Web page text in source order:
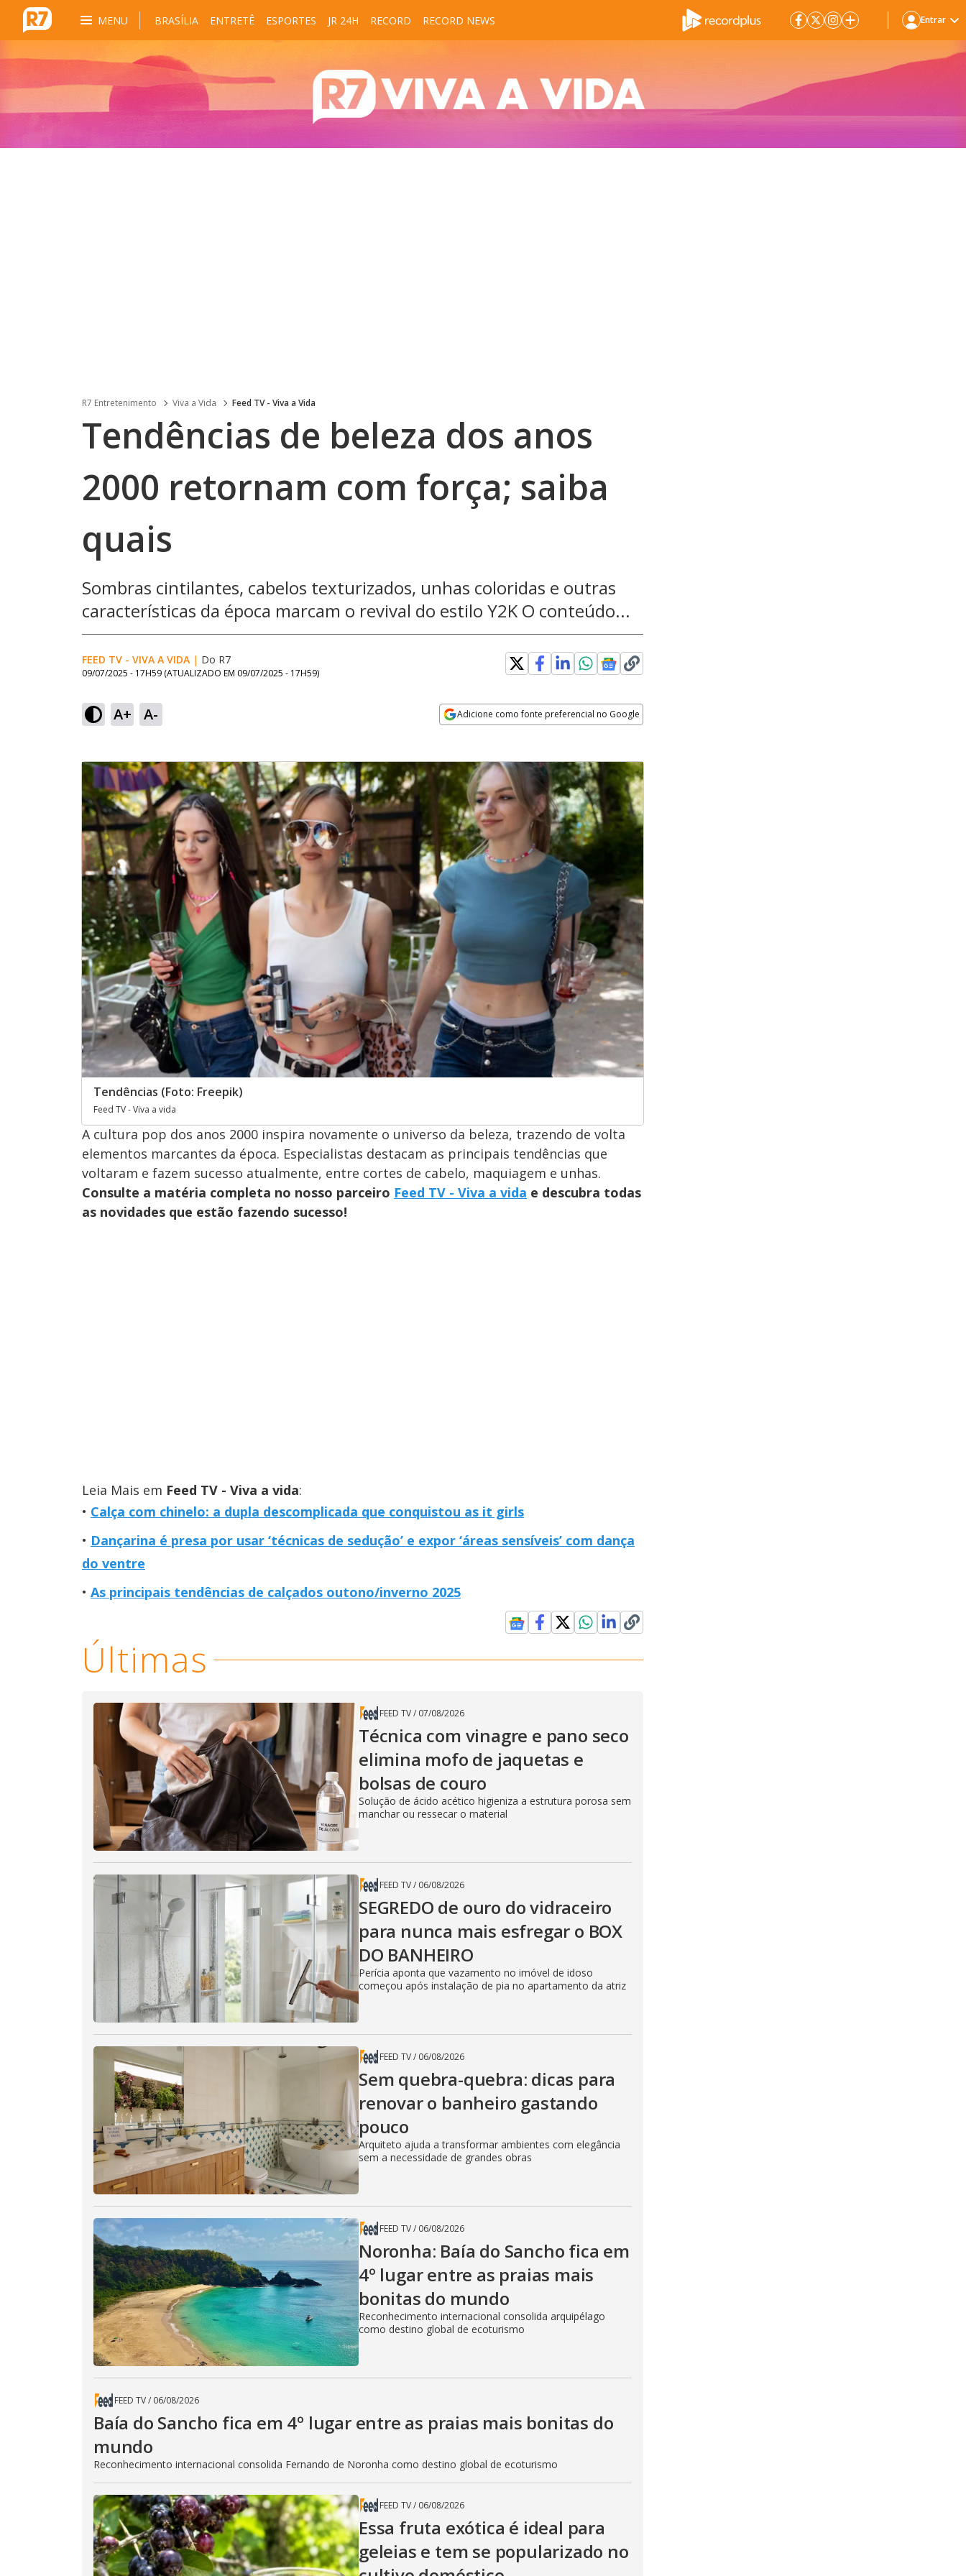
MENU BRASÍLIA ENTRETÊ ESPORTES JR 24H RECORD RECORD NEWS Entrar
R7 Entretenimento Viva a Vida Feed TV - Viva a Vida
Tendências de beleza dos anos
2000 retornam com força; saiba
quais
Sombras cintilantes, cabelos texturizados, unhas coloridas e outras
características da época marcam o revival do estilo Y2K O conteúdo...
FEED TV - VIVA A VIDA | Do R7
09/07/2025 - 17H59 (ATUALIZADO EM 09/07/2025 - 17H59)
A+ A- Adicione como fonte preferencial no Google
Tendências (Foto: Freepik)
Feed TV - Viva a vida
A cultura pop dos anos 2000 inspira novamente o universo da beleza, trazendo de volta
elementos marcantes da época. Especialistas destacam as principais tendências que
voltaram e fazem sucesso atualmente, entre cortes de cabelo, maquiagem e unhas.
Consulte a matéria completa no nosso parceiro Feed TV - Viva a vida e descubra todas
as novidades que estão fazendo sucesso!
Leia Mais em Feed TV - Viva a vida:
Calça com chinelo: a dupla descomplicada que conquistou as it girls
Dançarina é presa por usar ‘técnicas de sedução’ e expor ‘áreas sensíveis’ com dança
do ventre
As principais tendências de calçados outono/inverno 2025
Últimas
FEED TV/ 07/08/2026
Técnica com vinagre e pano seco
elimina mofo de jaquetas e
bolsas de couro
Solução de ácido acético higieniza a estrutura porosa sem
manchar ou ressecar o material
FEED TV/ 06/08/2026
SEGREDO de ouro do vidraceiro
para nunca mais esfregar o BOX
DO BANHEIRO
Perícia aponta que vazamento no imóvel de idoso
começou após instalação de pia no apartamento da atriz
FEED TV/ 06/08/2026
Sem quebra-quebra: dicas para
renovar o banheiro gastando
pouco
Arquiteto ajuda a transformar ambientes com elegância
sem a necessidade de grandes obras
FEED TV/ 06/08/2026
Noronha: Baía do Sancho fica em
4º lugar entre as praias mais
bonitas do mundo
Reconhecimento internacional consolida arquipélago
como destino global de ecoturismo
FEED TV/ 06/08/2026
Baía do Sancho fica em 4º lugar entre as praias mais bonitas do
mundo
Reconhecimento internacional consolida Fernando de Noronha como destino global de ecoturismo
FEED TV/ 06/08/2026
Essa fruta exótica é ideal para
geleias e tem se popularizado no